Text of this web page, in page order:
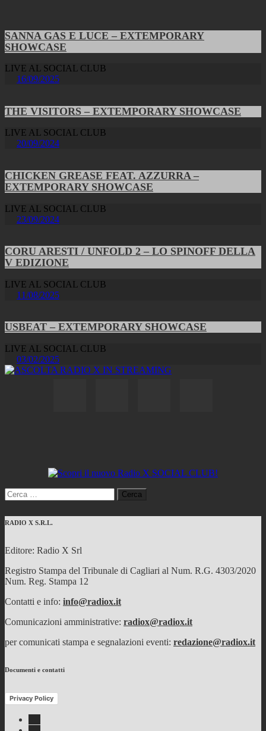
SANNA GAS E LUCE – EXTEMPORARY
SHOWCASE
LIVE AL SOCIAL CLUB
16/09/2025
THE VISITORS – EXTEMPORARY SHOWCASE
LIVE AL SOCIAL CLUB
20/09/2024
CHICKEN GREASE FEAT. AZZURRA –
EXTEMPORARY SHOWCASE
LIVE AL SOCIAL CLUB
23/09/2024
CORU ARESTI / UNFOLD 2 – LO SPINOFF DELLA
V EDIZIONE
LIVE AL SOCIAL CLUB
11/08/2025
USBEAT – EXTEMPORARY SHOWCASE
LIVE AL SOCIAL CLUB
03/02/2025
Ricerca
per:
RADIO X S.R.L.
Editore: Radio X Srl
Registro Stampa del Tribunale di Cagliari al Num. R.G. 4303/2020
Num. Reg. Stampa 12
Contatti e info: info@radiox.it
Comunicazioni amministrative: radiox@radiox.it
per comunicati stampa e segnalazioni eventi: redazione@radiox.it
Documenti e contatti
Privacy Policy